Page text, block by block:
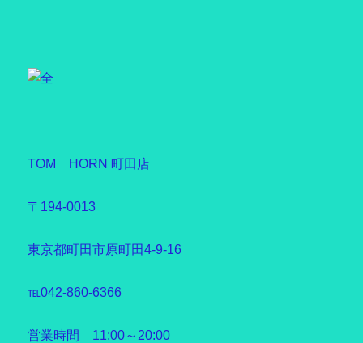
TOM HORN 町田店
〒194-0013
東京都町田市原町田4-9-16
℡042-860-6366
営業時間 11:00～20:00